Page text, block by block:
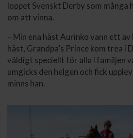
loppet Svenskt Derby som många
om att vinna.
– Min ena häst Aurinko vann ett
häst, Grandpa’s Prince kom trea i
väldigt speciellt för alla i familjen
umgicks den helgen och fick
minns han.